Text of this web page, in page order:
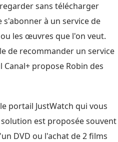
sans télécharger
s'abonner à un service de
les œuvres que l'on veut.
de recommander un service
propose Robin des
portail JustWatch qui vous
est proposée souvent
DVD ou l'achat de 2 films